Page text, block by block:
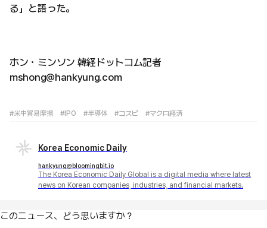
る」と語った。
ホン・ミンソン 韓経ドットコム記者
mshong@hankyung.com
#米中貿易摩擦 #IPO #半導体 #コスピ #マクロ経済
Korea Economic Daily
hankyung@bloomingbit.io
The Korea Economic Daily Global is a digital media where latest
news on Korean companies, industries, and financial markets.
このニュース、どう思いますか？